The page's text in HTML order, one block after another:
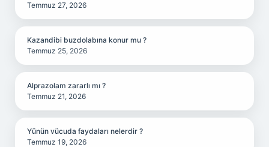
Temmuz 27, 2026
Kazandibi buzdolabına konur mu ?
Temmuz 25, 2026
Alprazolam zararlı mı ?
Temmuz 21, 2026
Yünün vücuda faydaları nelerdir ?
Temmuz 19, 2026